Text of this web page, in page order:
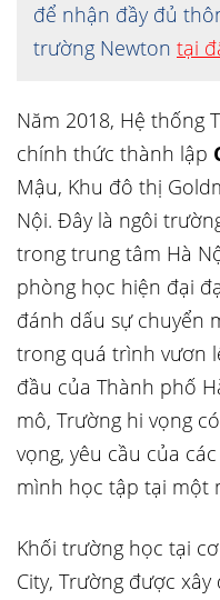
để nhận đầy đủ
trường Newton tại
Năm 2018, Hệ thống
chính thức thành lập
Mậu, Khu đô thị
Nội. Đây là ngôi
trong trung tâm Hà
phòng học hiện đại
đánh dấu sự chuyển
trong quá trình vươn
đầu của Thành phố
mô, Trường hi vọng
vọng, yêu cầu của
mình học tập tại một
Khối trường học tại
City, Trường được